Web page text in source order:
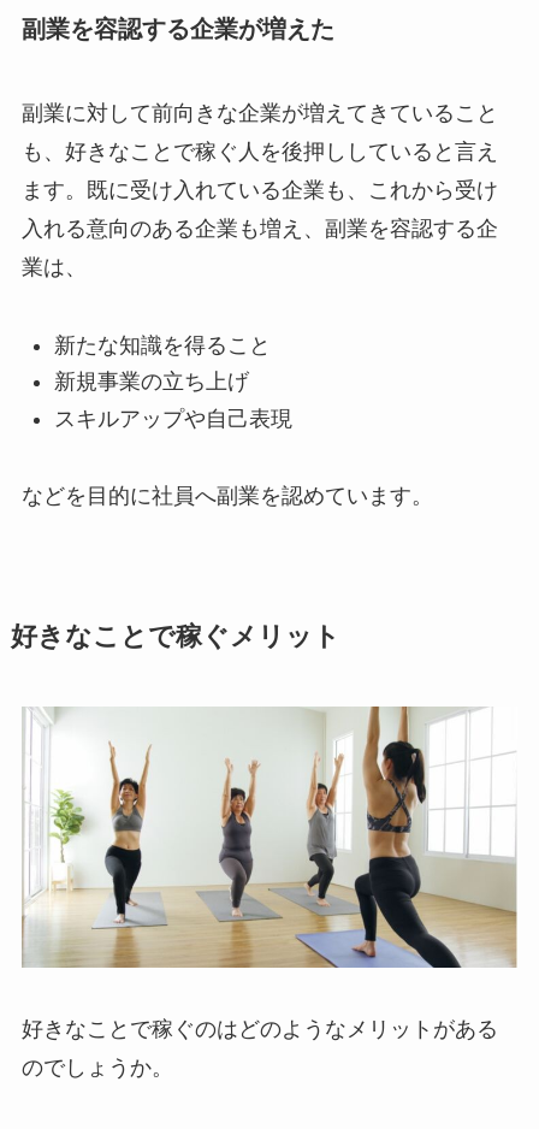
副業を容認する企業が増えた
副業に対して前向きな企業が増えてきていること
も、好きなことで稼ぐ人を後押ししていると言え
ます。既に受け入れている企業も、これから受け
入れる意向のある企業も増え、副業を容認する企
業は、
新たな知識を得ること
新規事業の立ち上げ
スキルアップや自己表現
などを目的に社員へ副業を認めています。
好きなことで稼ぐメリット
好きなことで稼ぐのはどのようなメリットがある
のでしょうか。